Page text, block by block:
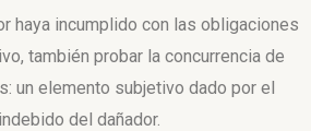
haya incumplido con las obligaciones
también probar la concurrencia de
un elemento subjetivo dado por el
del dañador.